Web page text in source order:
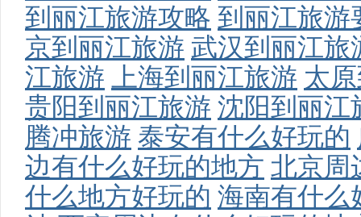
到丽江旅游攻略 到丽江旅游
京到丽江旅游 武汉到丽江旅
江旅游
上海到丽江旅游 太
贵阳到丽江旅游 沈阳到丽江
腾冲旅游 泰安有什么好玩的
边有什么好玩的地方 北京周
什么地方好玩的 海南有什么